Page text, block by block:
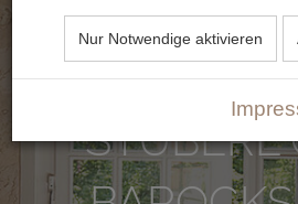
RÄUME FÜR
STÜBERL
Nur Notwendige aktivieren